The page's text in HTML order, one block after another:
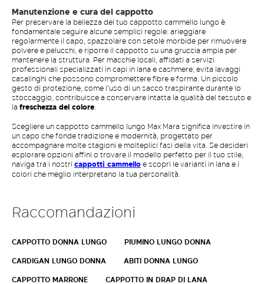
Manutenzione e cura del cappotto
Per preservare la bellezza del tuo cappotto cammello lungo è
fondamentale seguire alcune semplici regole: arieggiare
regolarmente il capo, spazzolare con setole morbide per rimuovere
polvere e pelucchi, e riporre il cappotto su una gruccia ampia per
mantenere la struttura. Per macchie locali, affidati a servizi
professionali specializzati in capi in lana e cashmere; evita lavaggi
casalinghi che possono compromettere fibre e forma. Un piccolo
gesto di protezione, come l'uso di un sacco traspirante durante lo
stoccaggio, contribuisce a conservare intatta la qualità del tessuto e
la freschezza del colore.
Scegliere un cappotto cammello lungo Max Mara significa investire in
un capo che fonde tradizione e modernità, progettato per
accompagnare molte stagioni e molteplici fasi della vita. Se desideri
esplorare opzioni affini o trovare il modello perfetto per il tuo stile,
naviga tra i nostri cappotti cammelloe scopri le varianti in lana e i
colori che meglio interpretano la tua personalità.
Raccomandazioni
CAPPOTTO DONNA LUNGO
PIUMINO LUNGO DONNA
CARDIGAN LUNGO DONNA
ABITI DONNA LUNGO
CAPPOTTO MARRONE
CAPPOTTO IN DRAP DI LANA